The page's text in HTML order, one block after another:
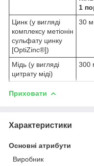
1
Цинк (у вигляді
комплексу метіонін
сульфату цинку
[OptiZinc®])
30
Мідь (у вигляді
цитрату міді)
300
Приховати
Характеристики
Основні атрибути
Виробник